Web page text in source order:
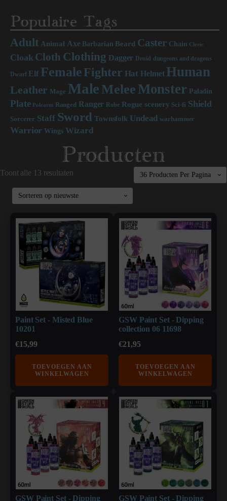
Populaire Tags
Adult Animal Axe Barbarian Beard Caster Chain Cleric
Cloak Cloth Clothing Dagger Druid dungeons and dragons
Dwarf Elf FemaleFighter Hat Helmet Human
Leather Mage MaleMeleeMonster Paladin
Plate Polearm Ranged Ranger Robe Rogue scenery Sci-fi Shield
Sorcerer Staff Sword Townsfolk Undead warhammer
Warrior Wings Wizard
Producten
Toont alle 13 resultaten
Paint Set - Misted Blue
10201
€15,99
TOEVOEGEN AAN
WINKELWAGEN
GSW Paint Set - Dipping
collection 06 11698
€21,95
TOEVOEGEN AAN
WINKELWAGEN
GSW Paint Set - Dipping GSW Paint Set - Dipping